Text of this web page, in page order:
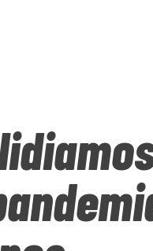
Aviso legal